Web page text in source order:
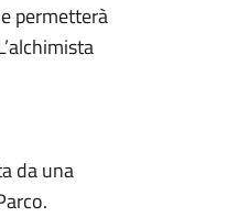
permetterà
da una